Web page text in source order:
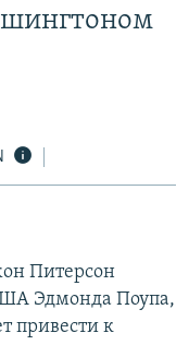
Питерсон
Эдмонда Поупа,
привести к